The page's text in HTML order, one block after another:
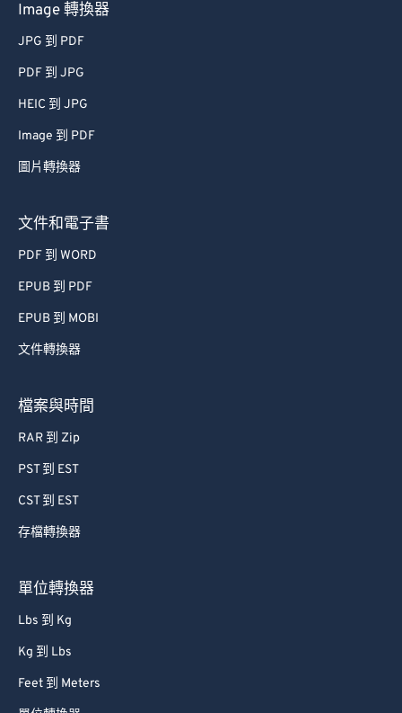
Image 轉換器
JPG 到 PDF
PDF 到 JPG
HEIC 到 JPG
Image 到 PDF
圖片轉換器
文件和電子書
PDF 到 WORD
EPUB 到 PDF
EPUB 到 MOBI
文件轉換器
檔案與時間
RAR 到 Zip
PST 到 EST
CST 到 EST
存檔轉換器
單位轉換器
Lbs 到 Kg
Kg 到 Lbs
Feet 到 Meters